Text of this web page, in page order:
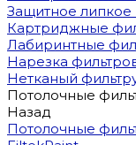
Защитное липкое
Картриджные
Лабиринтные
Нарезка
Нетканый
Потолочные
Назад
Потолочные